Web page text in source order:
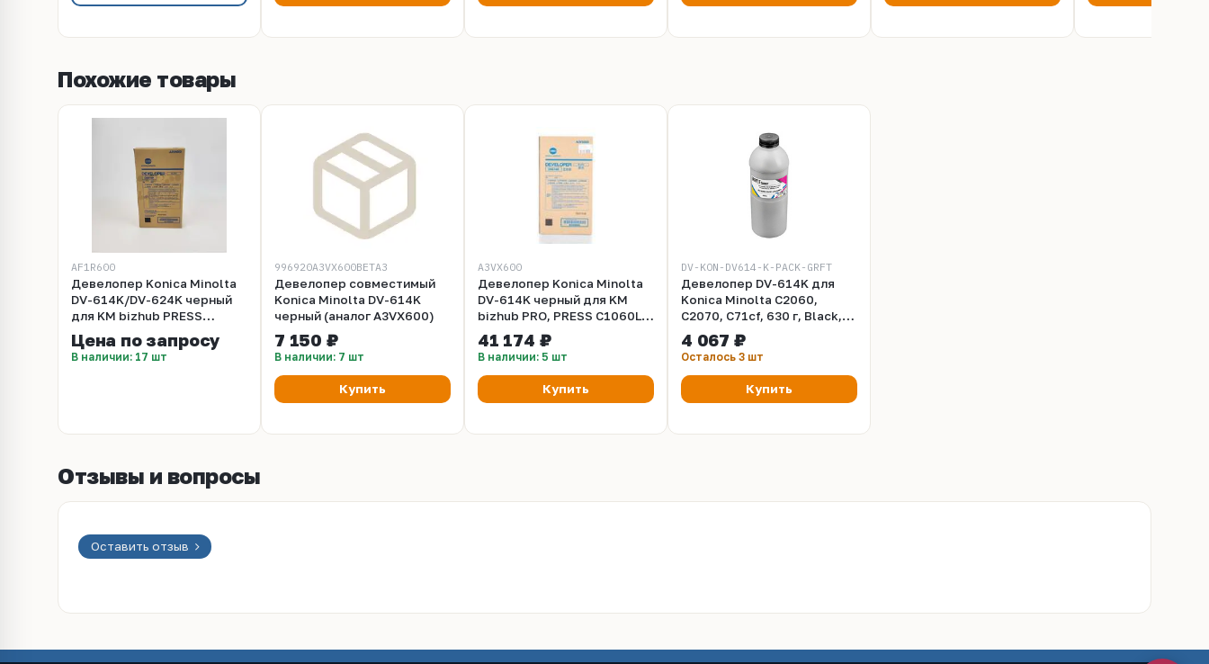
Похожие товары
AF1R600
Девелопер Konica Minolta
DV-614K/DV-624K черный
для KM bizhub PRESS
C1060/C1060L,
C1070/C1070P, C71hc
(A3VX600/AF1R600)
Цена по запросу
В наличии: 17 шт
996920A3VX600BETA3
Девелопер совместимый
Konica Minolta DV-614K
черный (аналог A3VX600)
7 150 ₽
В наличии: 7 шт
Купить
A3VX600
Девелопер Koniсa Minolta
DV-614K черный для KM
bizhub PRO, PRESS C1060L,
C1060, C1070, C1070P
A3VX600
41 174 ₽
В наличии: 5 шт
Купить
DV-KON-DV614-K-PACK-GRFT
Девелопер DV-614K для
Konica Minolta C2060,
C2070, C71cf, 630 г, Black,
Grafit
4 067 ₽
Осталось 3 шт
Купить
Отзывы и вопросы
Оставить отзыв